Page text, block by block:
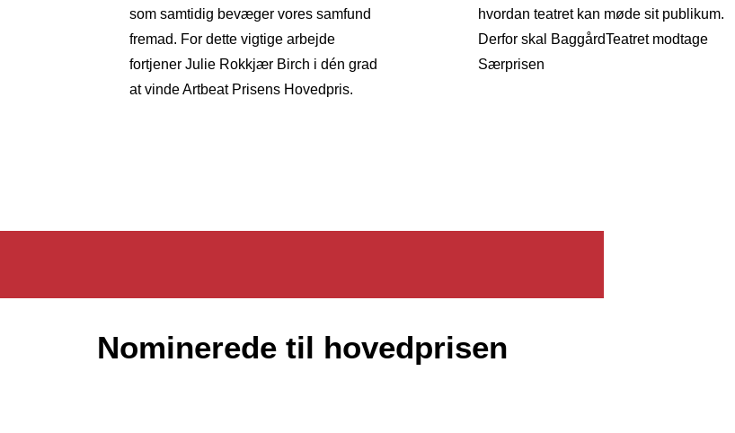
som samtidig bevæger vores samfund
fremad. For dette vigtige arbejde
fortjener Julie Rokkjær Birch i dén grad
at vinde Artbeat Prisens Hovedpris.
hvordan teatret kan møde sit publikum.
Derfor skal BaggårdTeatret modtage
Særprisen
Nominerede til hovedprisen